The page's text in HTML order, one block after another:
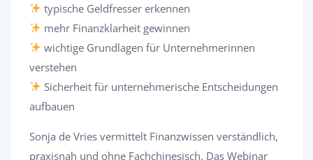
typische Geldfresser erkennen
mehr Finanzklarheit gewinnen
wichtige Grundlagen für Unternehmerinnen
verstehen
Sicherheit für unternehmerische Entscheidungen
aufbauen
Sonja de Vries vermittelt Finanzwissen verständlich,
praxisnah und ohne Fachchinesisch. Das Webinar